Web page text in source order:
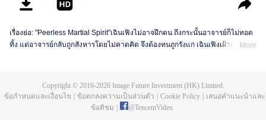
เรื่องย่อ: "Peerless Martial Spirit"เฉินเฟิงไม่อาจฝึกตน ถึงกระนั้นอาจารย์ก็ไม่ทอด
ทิ้ง แต่อาจารย์กลับถูกสังหารโดยไม่คาดคิด จึงต้องทนถูกรังแก เฉินเฟิงเฝ้าสุสานอยู่
More
Copyright © 2016-2026Image Future Investment (HK) Limited.
ข้อกำหนดและเงื่อนไข
ข้อตกลงความเป็นส่วนตัว Cookie Policy
เสนอคำแนะนำและ
ข้อติชม
@TencentVideo